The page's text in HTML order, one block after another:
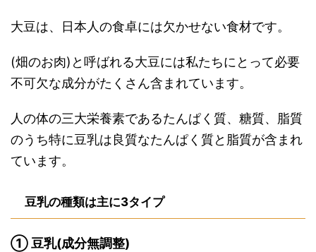
大豆は、日本人の食卓には欠かせない食材です。
(畑のお肉)と呼ばれる大豆には私たちにとって必要
不可欠な成分がたくさん含まれています。
人の体の三大栄養素であるたんぱく質、糖質、脂質
のうち特に豆乳は良質なたんぱく質と脂質が含まれ
ています。
豆乳の種類は主に3タイプ
① 豆乳(成分無調整)